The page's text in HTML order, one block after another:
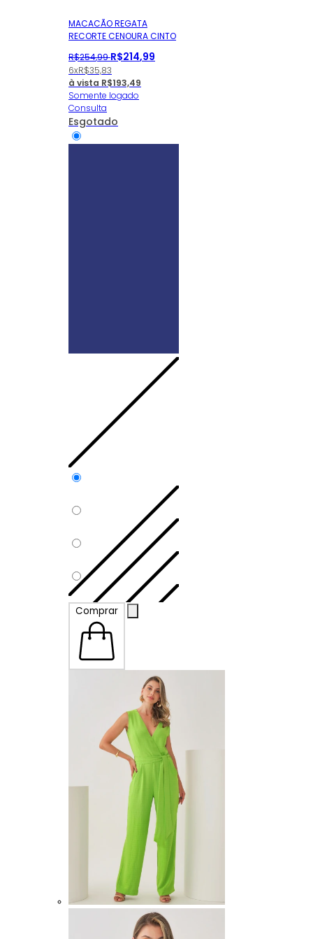
MACACÃO REGATA
RECORTE CENOURA CINTO
R$254,99 R$214,99
6xR$35,83
à vista R$193,49
Somente logado
Consulta
Esgotado
P
G
Comprar